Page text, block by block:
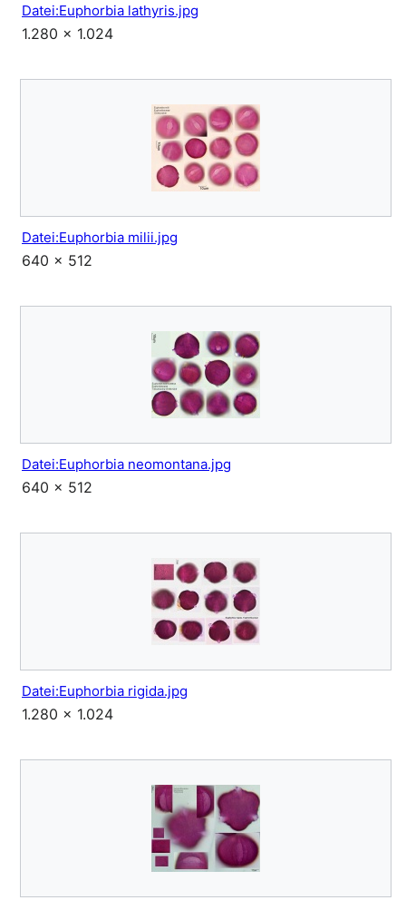
Datei:Euphorbia lathyris.jpg
1.280 × 1.024
Datei:Euphorbia milii.jpg
640 × 512
Datei:Euphorbia neomontana.jpg
640 × 512
Datei:Euphorbia rigida.jpg
1.280 × 1.024